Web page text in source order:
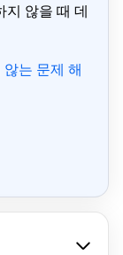
지 않을 때 데
는 문제 해